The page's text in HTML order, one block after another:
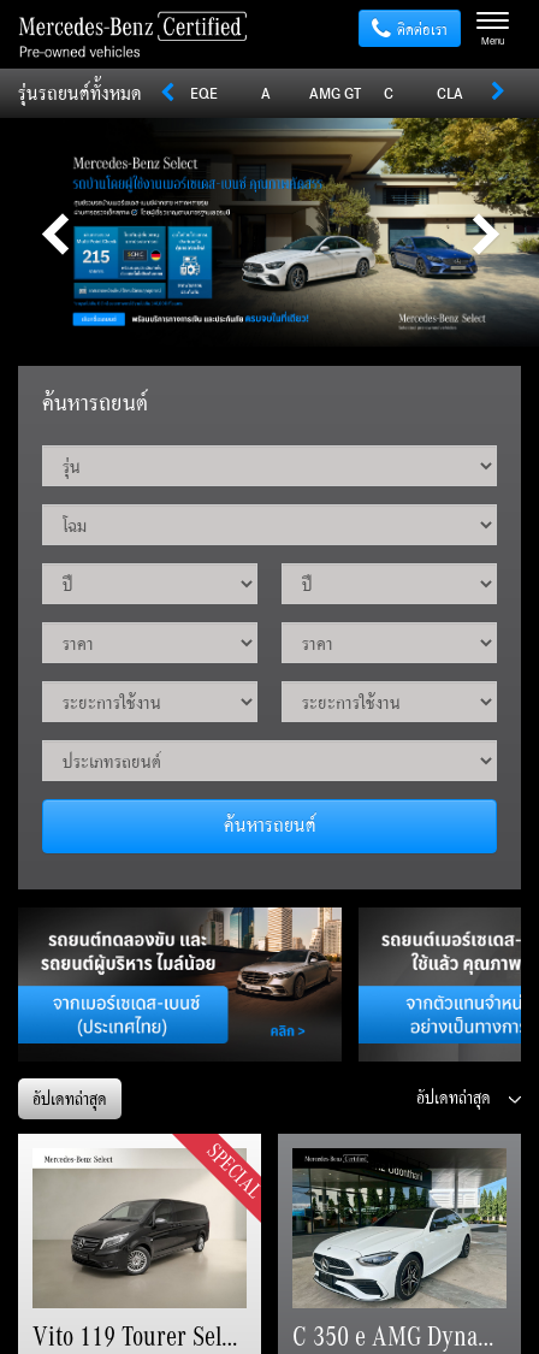
ติดต่อเรา Menu
รุ่นรถยนต์ทั้งหมด
Sprinter V Vito EQE A AMG GT C CLA CLE
ค้นหารถยนต์
ค้นหารถยนต์
อัปเดทล่าสุด
SPECIAL
Vito 119 Tourer Select C 350 e AMG Dynamic (W206)